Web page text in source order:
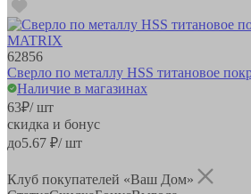
62856
Сверло по металлу HSS титановое
Наличие в магазинах
63₽/ шт
скидка и бонус
до5.67 ₽/ шт
Клуб покупателей «Ваш Дом»